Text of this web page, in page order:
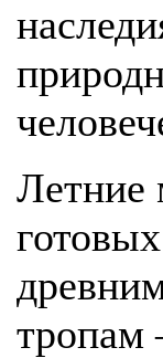
Летние
тропам